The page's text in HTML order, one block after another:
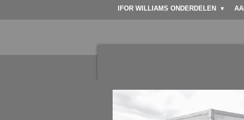
IFOR WILLIAMS ONDERDELEN